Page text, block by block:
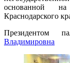
основанной на
Краснодарского
Президентом
Владимировна